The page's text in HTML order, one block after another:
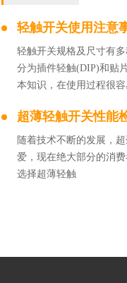
轻触开关使用注意
轻触开关规格及尺寸有
分为插件轻触(DIP)和贴
本知识，在使用过程很
超薄轻触开关性能
随着技术不断的发展，
爱，现在绝大部分的消
选择超薄轻触